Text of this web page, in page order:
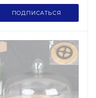
ПОДПИСАТЬСЯ